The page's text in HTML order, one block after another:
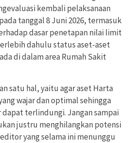
kembali pelaksanaan
tanggal 8 Juni 2026, termasuk
dasar penetapan nilai limit
dahulu status aset-aset
di dalam area Rumah Sakit
satu hal, yaitu agar aset Harta
wajar dan optimal sehingga
terlindungi. Jangan sampai
justru menghilangkan potensi
yang selama ini menunggu